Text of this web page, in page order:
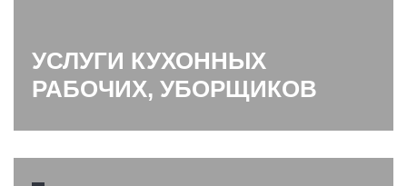
УСЛУГИ КУХОННЫХ
РАБОЧИХ, УБОРЩИКОВ